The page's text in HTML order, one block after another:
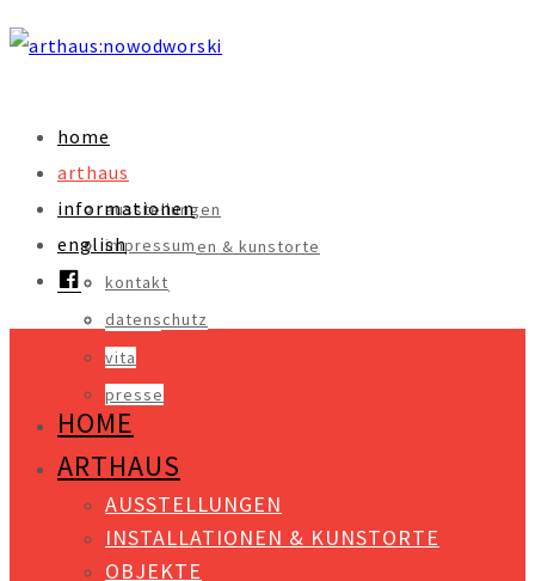
home
arthaus
ausstellungen
installationen & kunstorte
objekte
videos
vita
presse
informationen
impressum
kontakt
datenschutz
english
facebook
HOME
ARTHAUS
AUSSTELLUNGEN
INSTALLATIONEN & KUNSTORTE
OBJEKTE